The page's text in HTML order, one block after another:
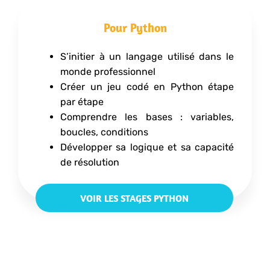
Pour Python
S’initier à un langage utilisé dans le
monde professionnel
Créer un jeu codé en Python étape
par étape
Comprendre les bases : variables,
boucles, conditions
Développer sa logique et sa capacité
de résolution
VOIR LES STAGES PYTHON